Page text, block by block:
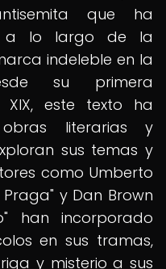
que ha
a lo largo de la
indeleble en la
su primera
este texto ha
obras literarias y
sus temas y
como Umberto
y Dan Brown
han incorporado
en sus tramas,
y misterio a sus